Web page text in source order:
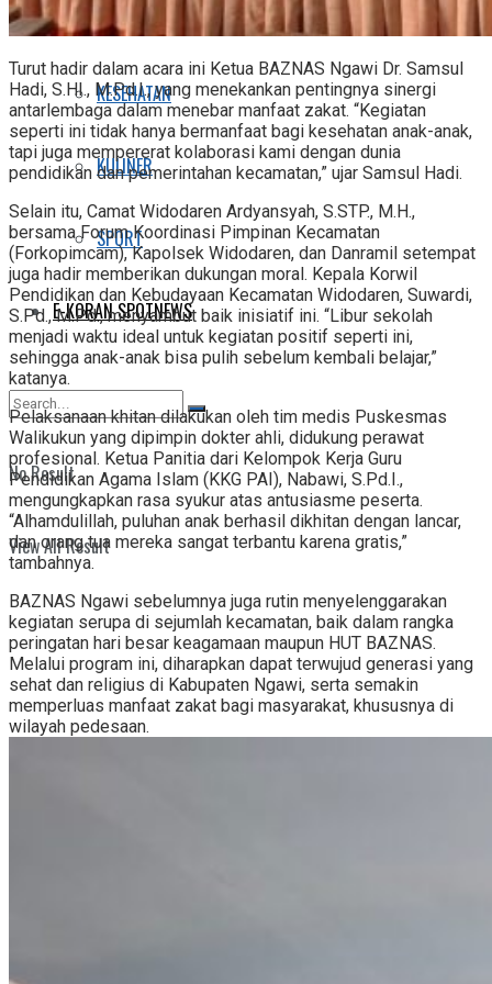
FASHION
KESEHATAN
KULINER
SPORT
E-KORAN SPOTNEWS
No Result
View All Result
Turut hadir dalam acara ini Ketua BAZNAS Ngawi Dr. Samsul
Hadi, S.HI., M.Pd.I., yang menekankan pentingnya sinergi
antarlembaga dalam menebar manfaat zakat. “Kegiatan
seperti ini tidak hanya bermanfaat bagi kesehatan anak-anak,
tapi juga mempererat kolaborasi kami dengan dunia
pendidikan dan pemerintahan kecamatan,” ujar Samsul Hadi.
Selain itu, Camat Widodaren Ardyansyah, S.STP., M.H.,
bersama Forum Koordinasi Pimpinan Kecamatan
(Forkopimcam), Kapolsek Widodaren, dan Danramil setempat
juga hadir memberikan dukungan moral. Kepala Korwil
Pendidikan dan Kebudayaan Kecamatan Widodaren, Suwardi,
S.Pd., M.Pd., menyambut baik inisiatif ini. “Libur sekolah
menjadi waktu ideal untuk kegiatan positif seperti ini,
sehingga anak-anak bisa pulih sebelum kembali belajar,”
katanya.
Pelaksanaan khitan dilakukan oleh tim medis Puskesmas
Walikukun yang dipimpin dokter ahli, didukung perawat
profesional. Ketua Panitia dari Kelompok Kerja Guru
Pendidikan Agama Islam (KKG PAI), Nabawi, S.Pd.I.,
mengungkapkan rasa syukur atas antusiasme peserta.
“Alhamdulillah, puluhan anak berhasil dikhitan dengan lancar,
dan orang tua mereka sangat terbantu karena gratis,”
tambahnya.
BAZNAS Ngawi sebelumnya juga rutin menyelenggarakan
kegiatan serupa di sejumlah kecamatan, baik dalam rangka
peringatan hari besar keagamaan maupun HUT BAZNAS.
Melalui program ini, diharapkan dapat terwujud generasi yang
sehat dan religius di Kabupaten Ngawi, serta semakin
memperluas manfaat zakat bagi masyarakat, khususnya di
wilayah pedesaan.